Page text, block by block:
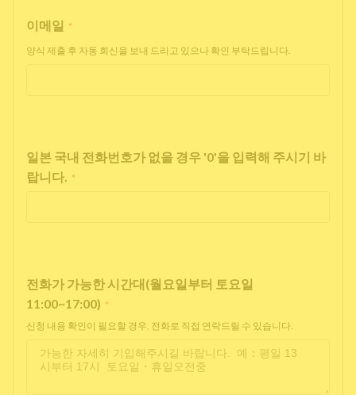
이메일 *
양식 제출 후 자동 회신을 보내 드리고 있으나 확인 부탁드립니다.
일본 국내 전화번호가 없을 경우 '0'을 입력해 주시기 바
랍니다. *
전화가 가능한 시간대(월요일부터 토요일
11:00~17:00) *
신청 내용 확인이 필요할 경우, 전화로 직접 연락드릴 수 있습니다.